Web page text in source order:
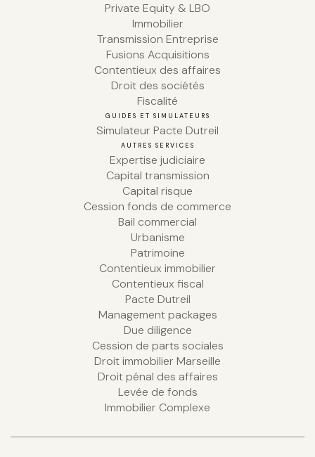
Private Equity & LBO
Immobilier
Transmission Entreprise
Fusions Acquisitions
Contentieux des affaires
Droit des sociétés
Fiscalité
GUIDES ET SIMULATEURS
Simulateur Pacte Dutreil
AUTRES SERVICES
Expertise judiciaire
Capital transmission
Capital risque
Cession fonds de commerce
Bail commercial
Urbanisme
Patrimoine
Contentieux immobilier
Contentieux fiscal
Pacte Dutreil
Management packages
Due diligence
Cession de parts sociales
Droit immobilier Marseille
Droit pénal des affaires
Levée de fonds
Immobilier Complexe